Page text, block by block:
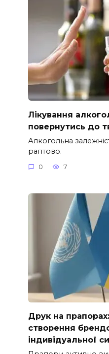
Лікування
повернутись до
Алкогольна
раптово.
0 7
Друк на
створення
індивідуальної